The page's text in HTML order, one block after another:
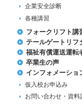
企業安全診断
各種講習
フォークリフト講
テールゲートリフ
福祉有償運送運転
卒業生の声
インフォメーショ
仮入校お申込み
お問い合わせ・資料